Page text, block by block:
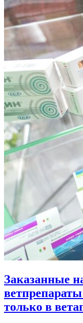
Заказанные
только в